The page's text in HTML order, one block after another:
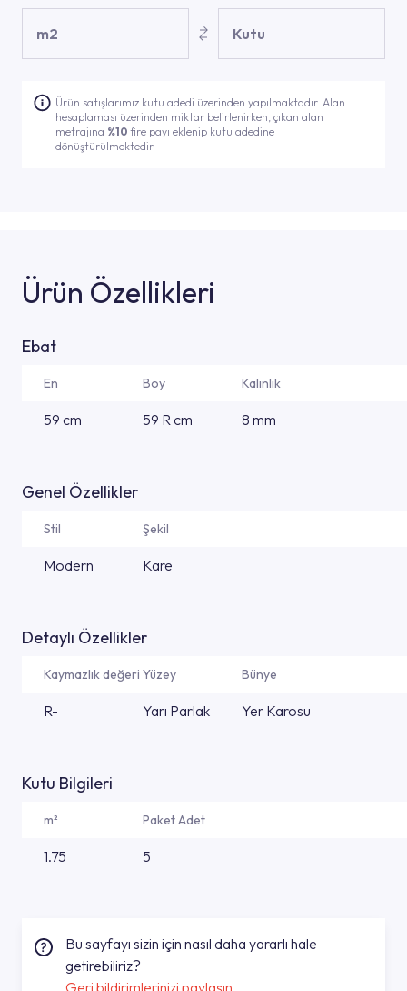
m2 Kutu
Ürün satışlarımız kutu adedi üzerinden yapılmaktadır. Alan
hesaplaması üzerinden miktar belirlenirken, çıkan alan
metrajına %10fire payı eklenip kutu adedine
dönüştürülmektedir.
Ürün Özellikleri
Ebat
En Boy Kalınlık
59 cm 59 R cm 8 mm
Genel Özellikler
Stil Şekil
Modern Kare
Detaylı Özellikler
Kaymazlık değeri Yüzey Bünye
R- Yarı Parlak Yer Karosu
Kutu Bilgileri
m² Paket Adet
1.75 5
Bu sayfayı sizin için nasıl daha yararlı hale
getirebiliriz?
Geri bildirimlerinizi paylaşın.